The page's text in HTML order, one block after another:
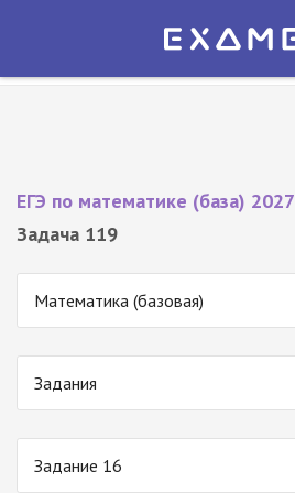
Экзамер — ЕГЭ 2027
ЕГЭ по математике (база) 2027
Задача 119
Математика (базовая)
Задания
Задание 16